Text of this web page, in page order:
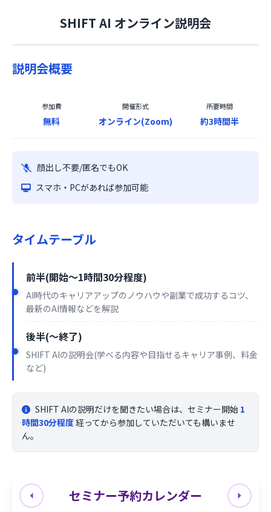
SHIFT AI オンライン説明会
説明会概要
参加費
無料
開催形式
オンライン(Zoom)
所要時間
約3時間半
顔出し不要/匿名でもOK
スマホ・PCがあれば参加可能
タイムテーブル
前半(開始〜1時間30分程度)
AI時代のキャリアアップのノウハウや副業で成功するコツ、
最新のAI情報などを解説
後半(〜終了)
SHIFT AIの説明会(学べる内容や目指せるキャリア事例、料金
など)
SHIFT AIの説明だけを聞きたい場合は、セミナー開始 1
時間30分程度経ってから参加していただいても構いませ
ん。
セミナー予約カレンダー